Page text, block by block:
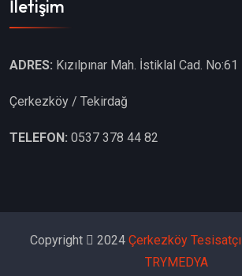
İletişim
ADRES: Kızılpınar Mah. İstiklal Cad. No:61
Çerkezköy / Tekirdağ
TELEFON: 0537 378 44 82
Copyright 2024 Çerkezköy Tesisatçı
TRYMEDYA